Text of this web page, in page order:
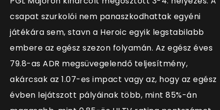
csapat szurkolói nem panaszkodhattak egyéni
játékára sem, stavn a Heroic egyik legstabilabb
embere az egész szezon folyamán. Az egész éves
79.8-as ADR megsüvegelendő teljesítmény,
akárcsak az 1.07-es impact vagy az, hogy az egész
évben lejátszott pályáinak több, mint 85%-án